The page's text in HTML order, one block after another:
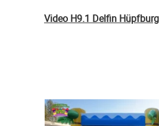
Video H9.1 Delfin